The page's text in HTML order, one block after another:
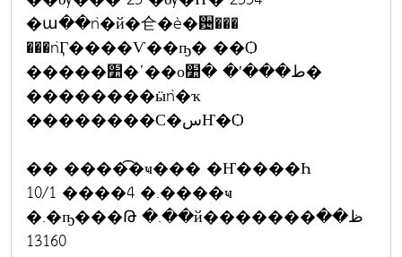
�ա��ǹ�й�仺�è�਴���
���ǹӶ����Ѵ��ҧ� ��Ѻ
�����׺�ʹ��оط���ʹ� �׺�
��������ӹǹ�ҡ
��������С�سҤ�Ѻ
�� ����͡�ҹ��� �Ҥ����Һ
10/1 ����4 �.����ҹ
�.�ҧ���Թ �.��й�������ظ��
13160